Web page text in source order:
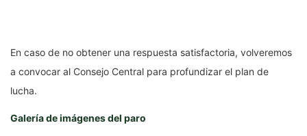
En caso de no obtener una respuesta satisfactoria, volveremos
a convocar al Consejo Central para profundizar el plan de
lucha.
Galería de imágenes del paro